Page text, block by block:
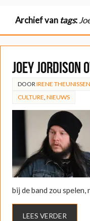
Archief van tags:
Joey
DOOR IRENE THEUNISSEN
CULTURE NIEUWS
bij de band zou spelen,
LEES VERDER